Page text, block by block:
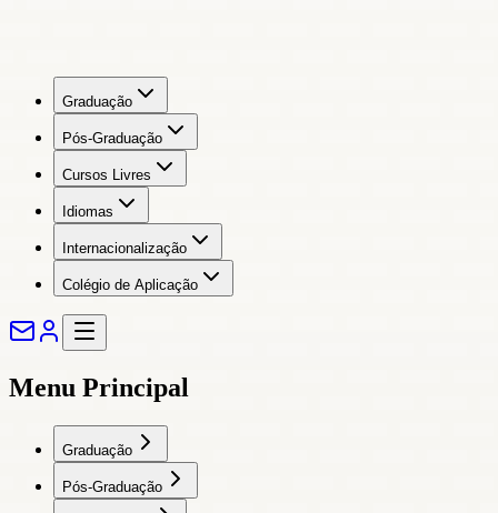
Graduação
Pós-Graduação
Cursos Livres
Idiomas
Internacionalização
Colégio de Aplicação
Menu Principal
Graduação
Pós-Graduação